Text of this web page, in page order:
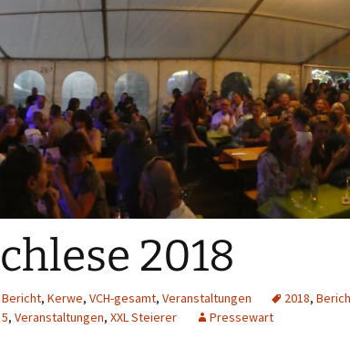
Kerwe in Hochspeyer
Auftritt Schifferstadt
Gartenfest beim MGV
Heiligenstein
Bürgerfest 2015
Jubiäumskonzert S(w)G
Archiv 2020
Archiv 2019
Archiv 2018
Archiv 2017
2018
Bericht, Kerwe, VCH-gesamt, Veranstaltungen 2018,
, Veranstaltungen, XXL Steierer Pressewart